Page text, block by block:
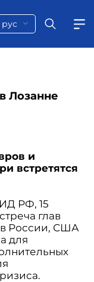
рус
Лозанне
и
встретятся
РФ, 15
глав
России, США
для